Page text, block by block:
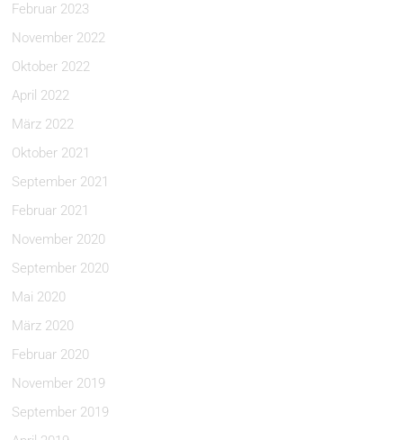
Februar 2023
November 2022
Oktober 2022
April 2022
März 2022
Oktober 2021
September 2021
Februar 2021
November 2020
September 2020
Mai 2020
März 2020
Februar 2020
November 2019
September 2019